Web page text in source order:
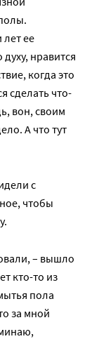
ее
нравится
когда это
сделать что-
вон, своим
А что тут
с
чтобы
– вышло
кто-то из
пола
за мной